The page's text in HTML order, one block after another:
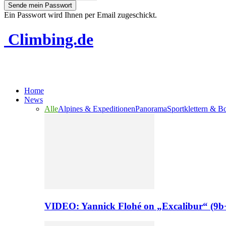
Ein Passwort wird Ihnen per Email zugeschickt.
Climbing.de
Home
News
AlleAlpines & ExpeditionenPanoramaSportklettern &
VIDEO: Yannick Flohé on „Excalibur“